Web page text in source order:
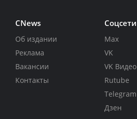
CNews
Об издании
Реклама
Вакансии
Контакты
Соцсети
Max
VK
VK Видео
Rutube
Telegram
Дзен